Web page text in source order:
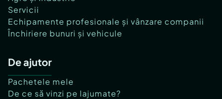
Servicii
Echipamente profesionale și vânzare companii
Închiriere bunuri și vehicule
De ajutor
Pachetele mele
De ce să vinzi pe lajumate?